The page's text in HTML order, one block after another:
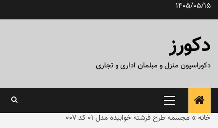
پرش1405/05/15
دکورز
دکوراسیون منزل و مبلمان اداری و تجاری
منوی
اصلی
خانه » مجسمه طرح فرشته خوابیده مدل ۰۱ کد ۰۰۷